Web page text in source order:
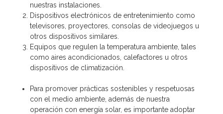
nuestras instalaciones.
Dispositivos electrónicos de entretenimiento como
televisores, proyectores, consolas de videojuegos u
otros dispositivos similares.
Equipos que regulen la temperatura ambiente, tales
como aires acondicionados, calefactores u otros
dispositivos de climatización.
Para promover prácticas sostenibles y respetuosas
con el medio ambiente, además de nuestra
operación con energía solar, es importante adoptar